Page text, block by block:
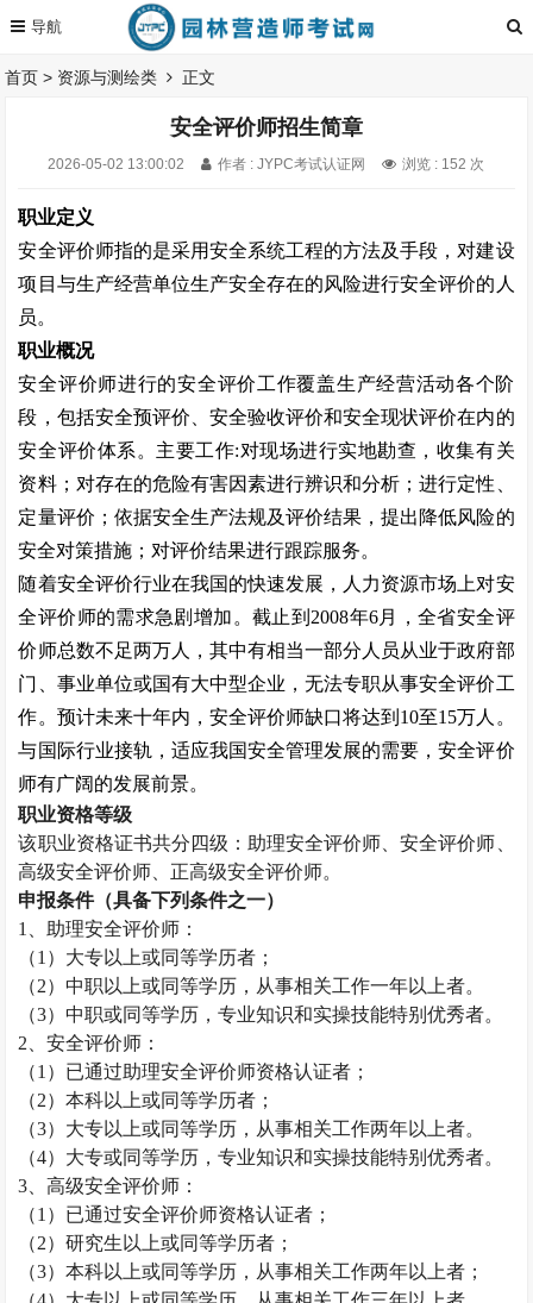
首页 > 资源与测绘类 正文
安全评价师招生简章
2026-05-02 13:00:02 作者 : JYPC考试认证网 浏览 : 152 次
职业定义
安全评价师指的是采用安全系统工程的方法及手段，对建设
项目与生产经营单位生产安全存在的风险进行安全评价的人
员。
职业概况
安全评价师进行的安全评价工作覆盖生产经营活动各个阶
段，包括安全预评价、安全验收评价和安全现状评价在内的
安全评价体系。主要工作:对现场进行实地勘查，收集有关
资料；对存在的危险有害因素进行辨识和分析；进行定性、
定量评价；依据安全生产法规及评价结果，提出降低风险的
安全对策措施；对评价结果进行跟踪服务。
随着安全评价行业在我国的快速发展，人力资源市场上对安
全评价师的需求急剧增加。截止到 2008年6月，全省安全评
价师总数不足两万人，其中有相当一部分人员从业于政府部
门、事业单位或国有大中型企业，无法专职从事安全评价工
作。预计未来十年内，安全评价师缺口将达到 10至15万人。
与国际行业接轨，适应我国安全管理发展的需要，安全评价
师有广阔的发展前景。
职业资格等级
该职业资格证书共分四级：助理安全评价师、安全评价师、
高级安全评价师、正高级安全评价师。
申报条件（具备下列条件之一）
1
、助理安全评价师：
（1 ）大专以上或同等学历者；
（2）中职以上或同等学历，从事相关工作一年以上者。
（3）中职或同等学历，专业知识和实操技能特别优秀者。
2 、安全评价师：
（1 ）已通过助理安全评价师资格认证者；
（2）本科以上或同等学历者；
（3）大专以上或同等学历，从事相关工作两年以上者。
（4）大专或同等学历，专业知识和实操技能特别优秀者。
3 、高级安全评价师：
（1 ）已通过安全评价师资格认证者；
（2）研究生以上或同等学历者；
（3）本科以上或同等学历，从事相关工作两年以上者；